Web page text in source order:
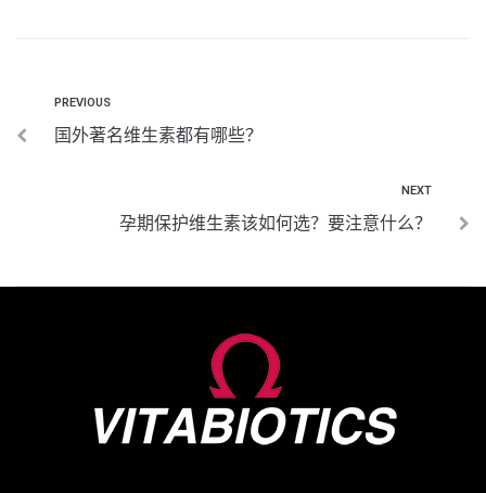
PREVIOUS
国外著名维生素都有哪些？
NEXT
孕期保护维生素该如何选？要注意什么？